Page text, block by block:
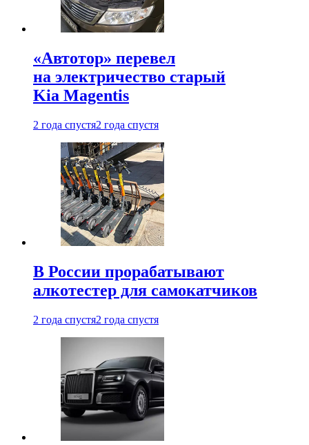
«Автотор» перевел
на электричество старый
Kia Magentis
2 года спустя2 года спустя
В России прорабатывают
алкотестер для самокатчиков
2 года спустя2 года спустя